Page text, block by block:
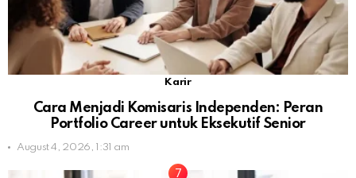
Karir
Cara Menjadi Komisaris Independen: Peran
Portfolio Career untuk Eksekutif Senior
August 4, 2026, 1:31 am